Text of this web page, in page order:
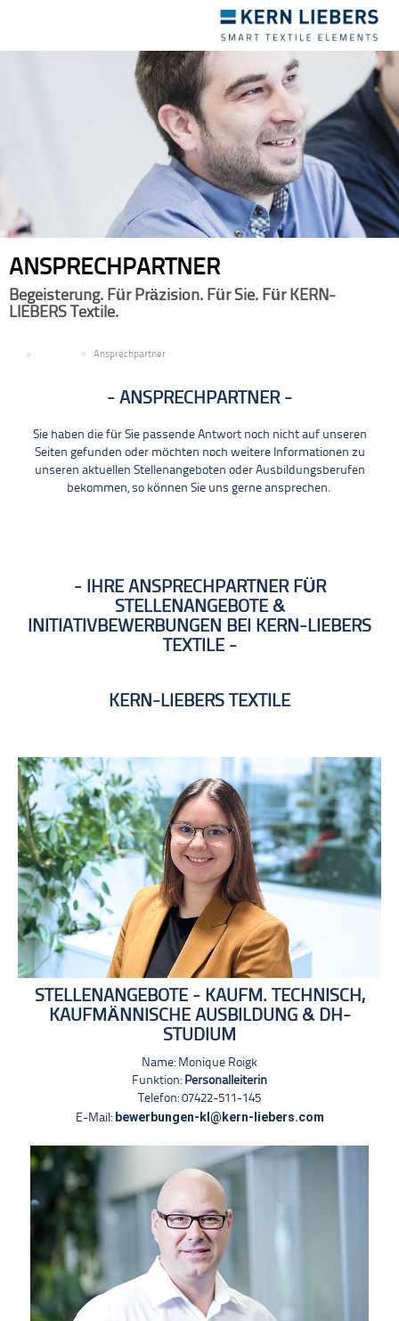
ANSPRECHPARTNER
Begeisterung. Für Präzision. Für Sie. Für KERN-
LIEBERS Textile.
Ansprechpartner
ANSPRECHPARTNER
Sie haben die für Sie passende Antwort noch nicht auf unseren
Seiten gefunden oder möchten noch weitere Informationen zu
unseren aktuellen Stellenangeboten oder Ausbildungsberufen
bekommen, so können Sie uns gerne ansprechen.
IHRE ANSPRECHPARTNER FÜR
STELLENANGEBOTE &
INITIATIVBEWERBUNGEN BEI KERN-LIEBERS
TEXTILE
KERN-LIEBERS TEXTILE
STELLENANGEBOTE - KAUFM. TECHNISCH,
KAUFMÄNNISCHE AUSBILDUNG & DH-
STUDIUM
Name: Monique Roigk
Funktion: Personalleiterin
Telefon: 07422-511-145
E-Mail: bewerbungen-kl@kern-liebers.com